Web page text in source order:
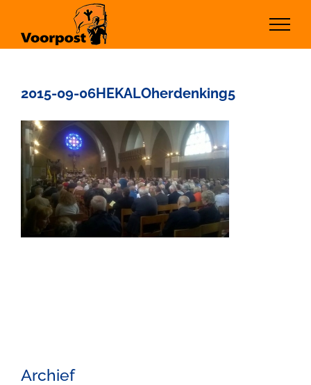
inhoud
2015-09-06HEKALOherdenking5
Archief